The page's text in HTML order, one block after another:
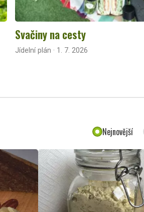
Svačiny na cesty
Jídelní plán · 1. 7. 2026
Nejnovější